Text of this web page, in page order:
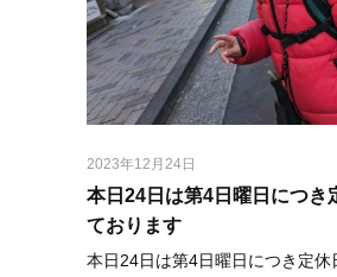
2023年12月24日
本日24日は第4日曜日につき
ております
本日24日は第4日曜日につき定休